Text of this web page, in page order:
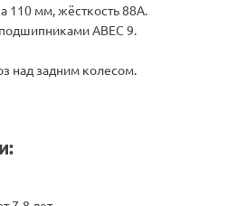
110 мм, жёсткость 88А.
ABEC 9.
над задним колесом.